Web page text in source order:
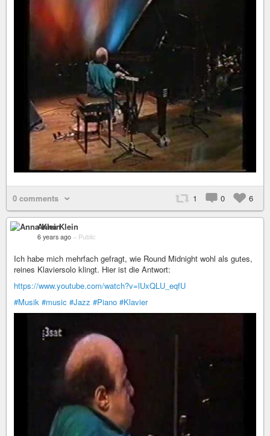
0 comments 1 0 6
Anna Klein
6 years ago – Public
Ich habe mich mehrfach gefragt, wie Round Midnight wohl als gutes,
reines Klaviersolo klingt. Hier ist die Antwort:
https://www.youtube.com/watch?v=lUxQLU_eqfU
#Musik #music #Jazz #Piano #Klavier